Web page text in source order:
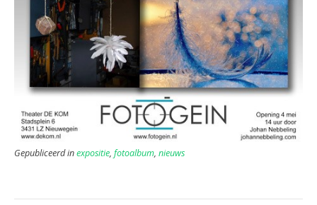
Gepubliceerd inexpositie, fotoalbum, nieuws